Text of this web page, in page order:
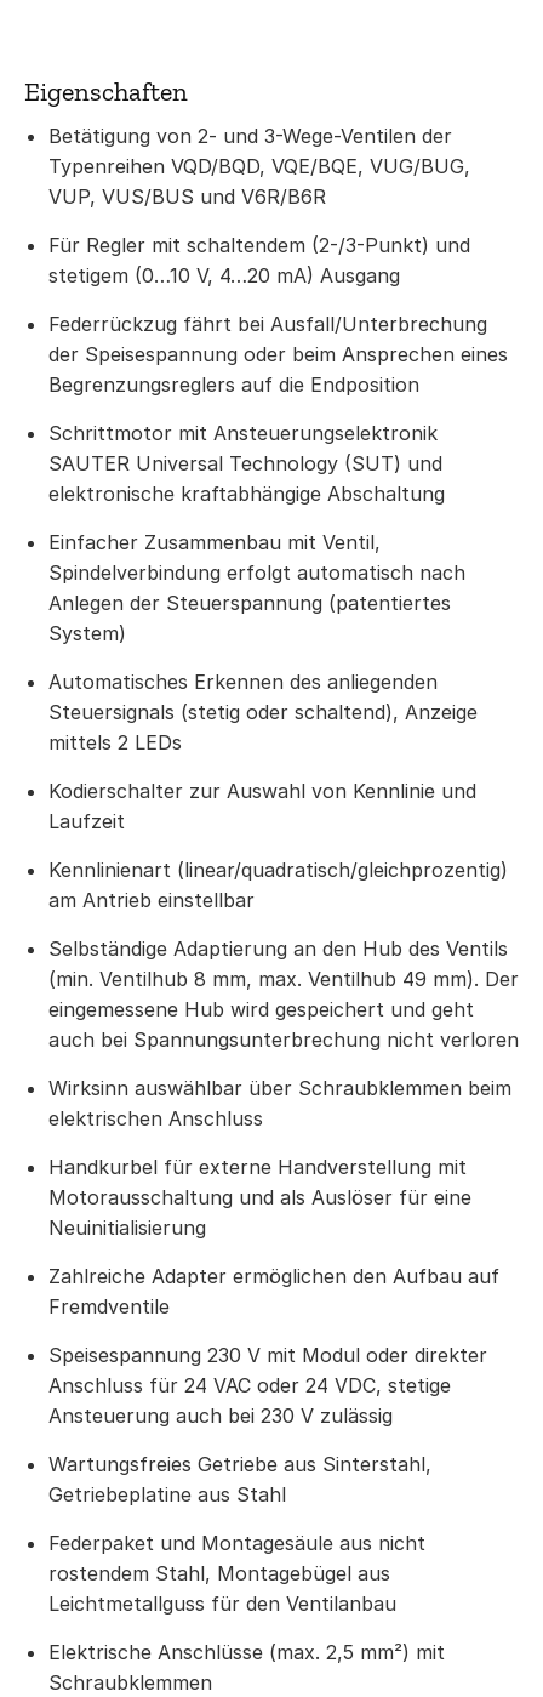
Eigenschaften
Betätigung von 2- und 3-Wege-Ventilen der
Typenreihen VQD/BQD, VQE/BQE, VUG/BUG,
VUP, VUS/BUS und V6R/B6R
Für Regler mit schaltendem (2-/3-Punkt) und
stetigem (0…10 V, 4…20 mA) Ausgang
Federrückzug fährt bei Ausfall/Unterbrechung
der Speisespannung oder beim Ansprechen eines
Begrenzungsreglers auf die Endposition
Schrittmotor mit Ansteuerungselektronik
SAUTER Universal Technology (SUT) und
elektronische kraftabhängige Abschaltung
Einfacher Zusammenbau mit Ventil,
Spindelverbindung erfolgt automatisch nach
Anlegen der Steuerspannung (patentiertes
System)
Automatisches Erkennen des anliegenden
Steuersignals (stetig oder schaltend), Anzeige
mittels 2 LEDs
Kodierschalter zur Auswahl von Kennlinie und
Laufzeit
Kennlinienart (linear/quadratisch/gleichprozentig)
am Antrieb einstellbar
Selbständige Adaptierung an den Hub des Ventils
(min. Ventilhub 8 mm, max. Ventilhub 49 mm). Der
eingemessene Hub wird gespeichert und geht
auch bei Spannungsunterbrechung nicht verloren
Wirksinn auswählbar über Schraubklemmen beim
elektrischen Anschluss
Handkurbel für externe Handverstellung mit
Motorausschaltung und als Auslöser für eine
Neuinitialisierung
Zahlreiche Adapter ermöglichen den Aufbau auf
Fremdventile
Speisespannung 230 V mit Modul oder direkter
Anschluss für 24 VAC oder 24 VDC, stetige
Ansteuerung auch bei 230 V zulässig
Wartungsfreies Getriebe aus Sinterstahl,
Getriebeplatine aus Stahl
Federpaket und Montagesäule aus nicht
rostendem Stahl, Montagebügel aus
Leichtmetallguss für den Ventilanbau
Elektrische Anschlüsse (max. 2,5 mm²) mit
Schraubklemmen